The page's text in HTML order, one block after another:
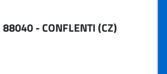
- CONFLENTI (CZ)